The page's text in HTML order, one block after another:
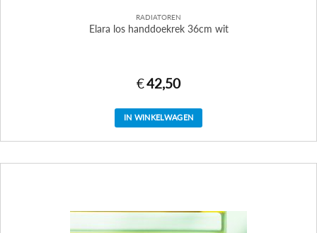
RADIATOREN
Elara los handdoekrek 36cm wit
€42,50
IN WINKELWAGEN